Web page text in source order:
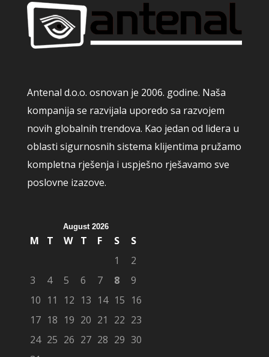
Antenal d.o.o. osnovan je 2006. godine. Naša
kompanija se razvijala uporedo sa razvojem
novih globalnih trendova. Kao jedan od lidera u
oblasti sigurnosnih sistema klijentima pružamo
kompletna rješenja i uspješno rješavamo sve
poslovne izazove.
August 2026
M T W T F S
S
1
2
3
4 5 6 7 8
9
10 11 12 13 14 15 16
17 18 19 20 21 22 23
24 25 26 27 28 29 30